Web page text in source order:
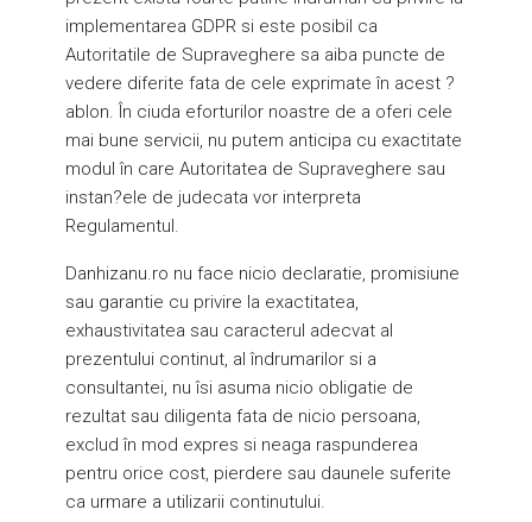
implementarea GDPR si este posibil ca
Autoritatile de Supraveghere sa aiba puncte de
vedere diferite fata de cele exprimate în acest ?
ablon. În ciuda eforturilor noastre de a oferi cele
mai bune servicii, nu putem anticipa cu exactitate
modul în care Autoritatea de Supraveghere sau
instan?ele de judecata vor interpreta
Regulamentul.
Danhizanu.ro nu face nicio declaratie, promisiune
sau garantie cu privire la exactitatea,
exhaustivitatea sau caracterul adecvat al
prezentului continut, al îndrumarilor si a
consultantei, nu îsi asuma nicio obligatie de
rezultat sau diligenta fata de nicio persoana,
exclud în mod expres si neaga raspunderea
pentru orice cost, pierdere sau daunele suferite
ca urmare a utilizarii continutului.